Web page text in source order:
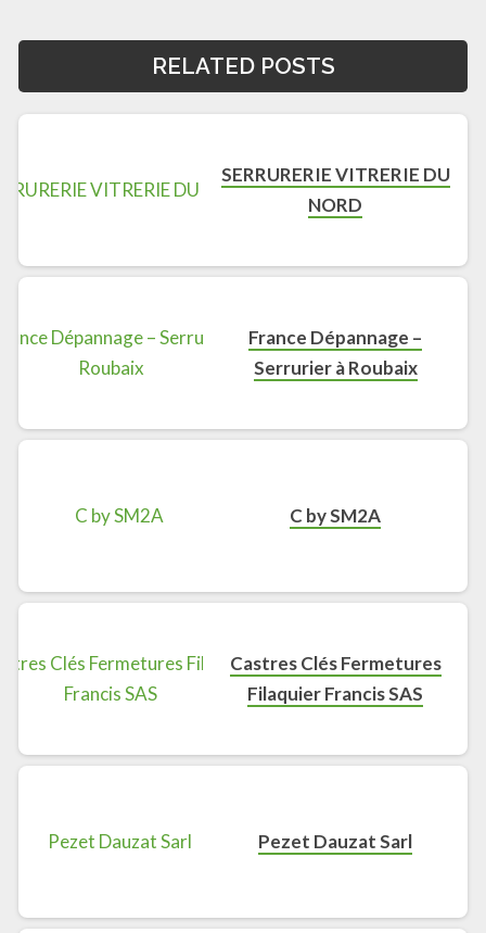
RELATED POSTS
SERRURERIE VITRERIE DU
NORD
France Dépannage –
Serrurier à Roubaix
C by SM2A
Castres Clés Fermetures
Filaquier Francis SAS
Pezet Dauzat Sarl